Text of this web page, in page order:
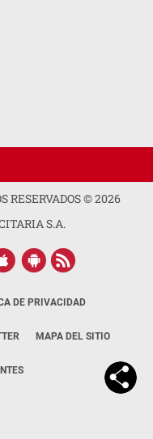
RESERVADOS ©2026
S.A.
DE PRIVACIDAD
MAPA DEL SITIO